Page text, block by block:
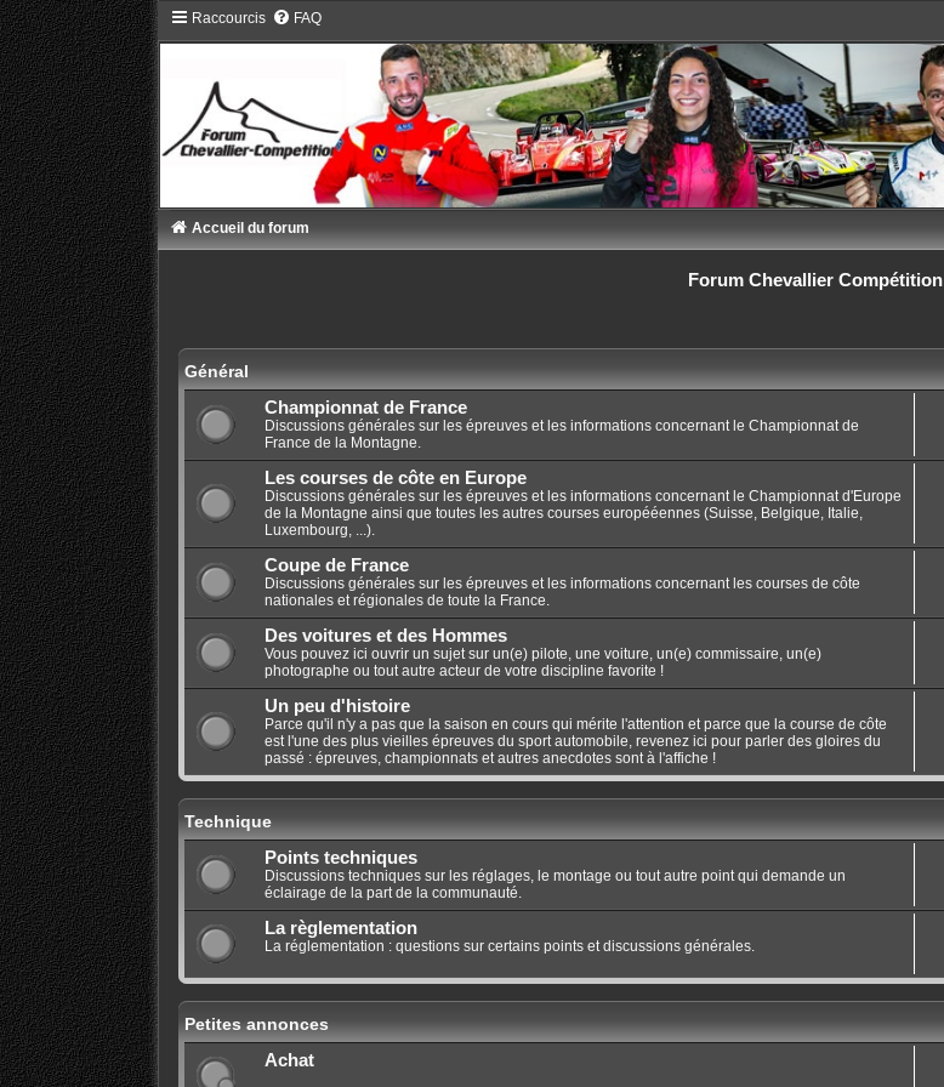
Raccourcis FAQ
Accueil du forum
Forum Chevallier Compétition
Général
Championnat de France
Discussions générales sur les épreuves et les informations concernant le Championnat de
France de la Montagne.
Les courses de côte en Europe
Discussions générales sur les épreuves et les informations concernant le Championnat d'Europe
de la Montagne ainsi que toutes les autres courses europééennes (Suisse, Belgique, Italie,
Luxembourg, ...).
Coupe de France
Discussions générales sur les épreuves et les informations concernant les courses de côte
nationales et régionales de toute la France.
Des voitures et des Hommes
Vous pouvez ici ouvrir un sujet sur un(e) pilote, une voiture, un(e) commissaire, un(e)
photographe ou tout autre acteur de votre discipline favorite !
Un peu d'histoire
Parce qu'il n'y a pas que la saison en cours qui mérite l'attention et parce que la course de côte
est l'une des plus vieilles épreuves du sport automobile, revenez ici pour parler des gloires du
passé : épreuves, championnats et autres anecdotes sont à l'affiche !
Technique
Points techniques
Discussions techniques sur les réglages, le montage ou tout autre point qui demande un
éclairage de la part de la communauté.
La règlementation
La réglementation : questions sur certains points et discussions générales.
Petites annonces
Achat